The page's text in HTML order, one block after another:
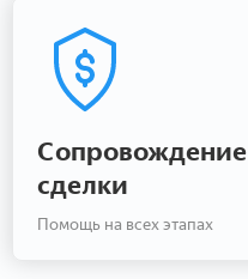
Сопровождение
сделки
Помощь на всех этапах